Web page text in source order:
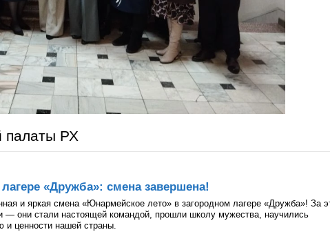
палаты РХ
«Дружба»: смена завершена!
и яркая смена «Юнармейское лето» в загородном лагере «Дружба»! За
— они стали настоящей командой, прошли школу мужества, научились
и ценности нашей страны.